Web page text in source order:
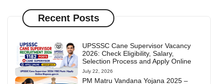
Recent Posts
UPSSSC Cane Supervisor Vacancy
2026: Check Eligibility, Salary,
Selection Process and Apply Online
July 22, 2026
PM Matru Vandana Yojana 2025 –